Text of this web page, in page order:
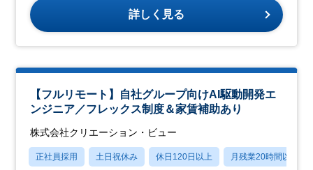
詳しく見る
【フルリモート】自社グループ向けAI駆動開発エ
ンジニア／フレックス制度＆家賃補助あり
株式会社クリエーション・ビュー
正社員採用 土日祝休み 休日120日以上 月残業20時間以内